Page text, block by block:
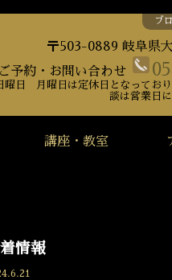
ブ
〒503-0889 岐阜県
ご予約・お問い合わせ
曜日 月曜日は定休日となってお
談は営業日
講座・教室
情報